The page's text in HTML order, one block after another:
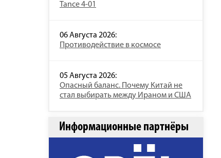
Tance 4-01
06 Августа 2026:
Противодействие в космосе
05 Августа 2026:
Опасный баланс. Почему Китай не
стал выбирать между Ираном и США
Информационные партнёры